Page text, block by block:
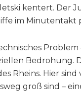
kentert. Der
im Minutentakt
Problem
Bedrohung.
Rheins. Hier sind
groß sind –